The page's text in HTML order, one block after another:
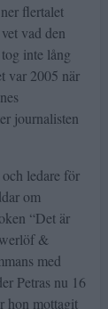
flertalet
vad den
inte lång
var 2005 när
journalisten
ledare för
om
“Det är
&
med
Petras nu 16
hon mottagit